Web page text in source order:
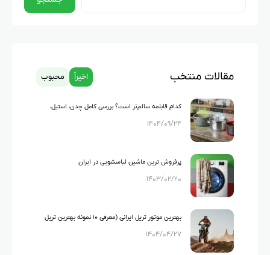
مقالات منتخب اخیراً محبوب
کدام قابلمه سالم‌تر است؟ بررسی کامل چدن، استیل،
گرانیت و تفلون
۱۴۰۴/۰۹/۲۴
پرفروش ترین ماشین لباسشویی در ایران
۱۴۰۳/۰۲/۲۰
بهترین موتور تریل ایرانی (معرفی ۱۰ نمونه بهترین تریل
های ایرانی)
۱۴۰۴/۰۴/۲۷